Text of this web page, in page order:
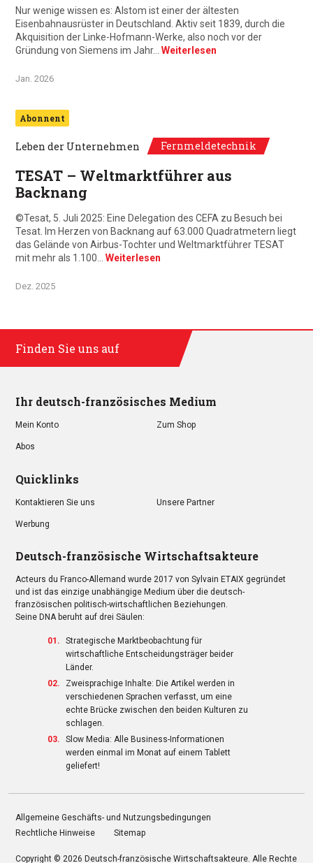
Nur wenige wissen es: Alstom ist einer der ältesten
Eisenbahnausrüster in Deutschland. Aktiv seit 1839, durch die
Akquisition der Linke-Hofmann-Werke, also noch vor der
Gründung von Siemens im Jahr… Weiterlesen
Jan. 2026
Abonnent
Leben der Unternehmen Fernmeldetechnik
TESAT – Weltmarktführer aus
Backnang
©Tesat, 5. Juli 2025: Eine Delegation des CEFA zu Besuch bei
Tesat. Im Herzen von Backnang auf 63.000 Quadratmetern liegt
das Gelände von Airbus-Tochter und Weltmarktführer TESAT
mit mehr als 1.100… Weiterlesen
Dez. 2025
Finden Sie uns auf
Ihr deutsch-französisches Medium
Mein Konto Zum Shop
Abos
Quicklinks
Kontaktieren Sie uns Unsere Partner
Werbung
Deutsch-französische Wirtschaftsakteure
Acteurs du Franco-Allemand wurde 2017 von Sylvain ETAIX gegründet
und ist das einzige unabhängige Medium über die deutsch-
französischen politisch-wirtschaftlichen Beziehungen.
Seine DNA beruht auf drei Säulen:
Strategische Marktbeobachtung für
wirtschaftliche Entscheidungsträger beider
Länder.
Zweisprachige Inhalte: Die Artikel werden in
verschiedenen Sprachen verfasst, um eine
echte Brücke zwischen den beiden Kulturen zu
schlagen.
Slow Media: Alle Business-Informationen
werden einmal im Monat auf einem Tablett
geliefert!
Allgemeine Geschäfts- und Nutzungsbedingungen
Rechtliche Hinweise
Sitemap
Copyright © 2026 Deutsch-französische Wirtschaftsakteure. Alle Rechte